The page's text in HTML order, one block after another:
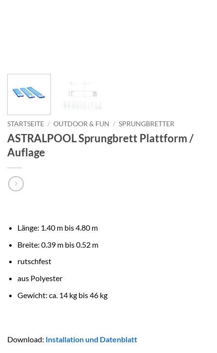
STARTSEITE / OUTDOOR & FUN / SPRUNGBRETTER
ASTRALPOOL Sprungbrett Plattform /
Auflage
Länge: 1.40 m bis 4.80 m
Breite: 0.39 m bis 0.52 m
rutschfest
aus Polyester
Gewicht: ca. 14 kg bis 46 kg
Download: Installation und Datenblatt